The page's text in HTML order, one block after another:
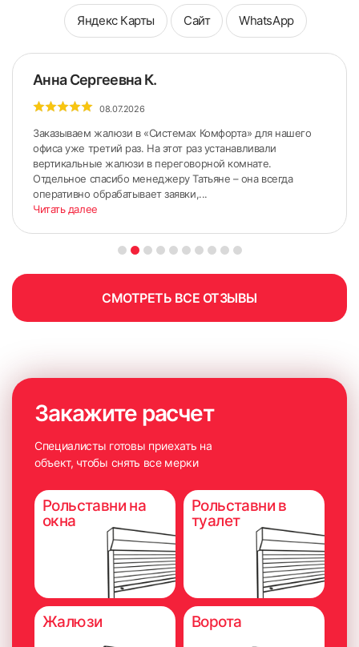
Яндекс Карты Сайт WhatsApp
Анна Сергеевна К.
08.07.2026
Заказываем жалюзи в «Системах Комфорта» для нашего
офиса уже третий раз. На этот раз устанавливали
вертикальные жалюзи в переговорной комнате.
Отдельное спасибо менеджеру Татьяне – она всегда
оперативно обрабатывает заявки,...
Читать далее
СМОТРЕТЬ ВСЕ ОТЗЫВЫ
Закажите расчет
Специалисты готовы приехать на
объект, чтобы снять все мерки
Рольставни на
окна
Рольставни в
туалет
Жалюзи Ворота